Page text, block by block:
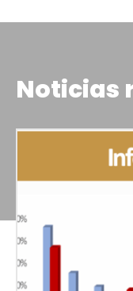
Noticias